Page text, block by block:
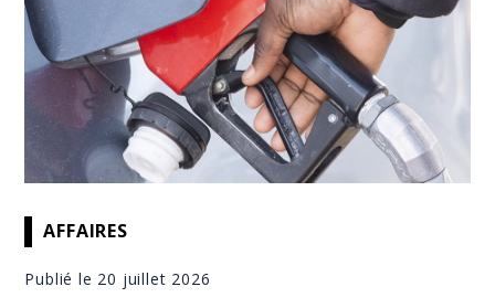
AFFAIRES
Publié le 20 juillet 2026